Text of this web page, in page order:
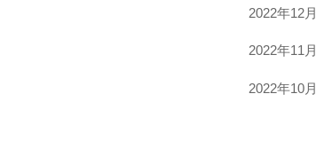
2022年12月
2022年11月
2022年10月